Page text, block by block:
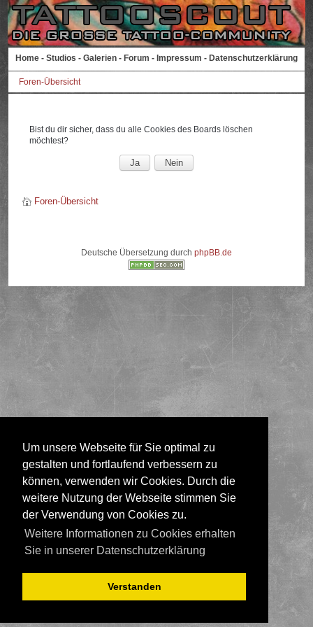
Um unsere Webseite für Sie optimal zu
gestalten und fortlaufend verbessern zu
können, verwenden wir Cookies. Durch die
weitere Nutzung der Webseite stimmen Sie
der Verwendung von Cookies zu.
Weitere Informationen zu Cookies erhalten
Sie in unserer Datenschutzerklärung
Verstanden
Home - Studios - Galerien - Forum - Impressum - Datenschutzerklärung
Foren-Übersicht
Bist du dir sicher, dass du alle Cookies des Boards löschen
möchtest?
Foren-Übersicht
Deutsche Übersetzung durch phpBB.de